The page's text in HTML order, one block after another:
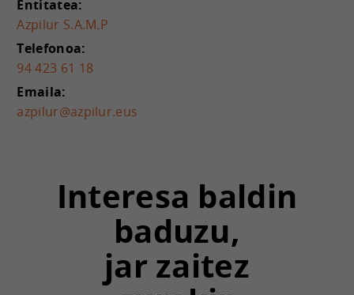
Entitatea:
Azpilur S.A.M.P
Telefonoa:
94 423 61 18
Emaila:
azpilur@azpilur.eus
Interesa baldin
baduzu,
jar zaitez